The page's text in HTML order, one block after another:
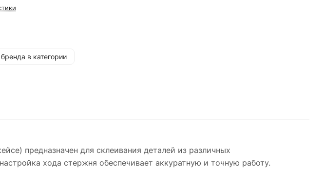
в категории
предназначен для склеивания деталей из различных
хода стержня обеспечивает аккуратную и точную работу.